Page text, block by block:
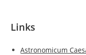
Links
Astronomicum